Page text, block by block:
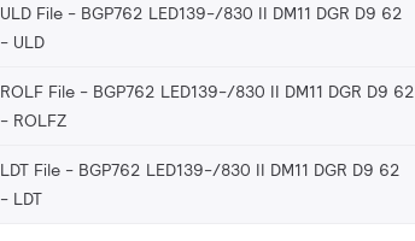
ULD File - BGP762 LED139-/830 II DM11 DGR D9 62
ULD
ROLF File - BGP762 LED139-/830 II DM11 DGR D9 62
ROLFZ
LDT File - BGP762 LED139-/830 II DM11 DGR D9 62
LDT